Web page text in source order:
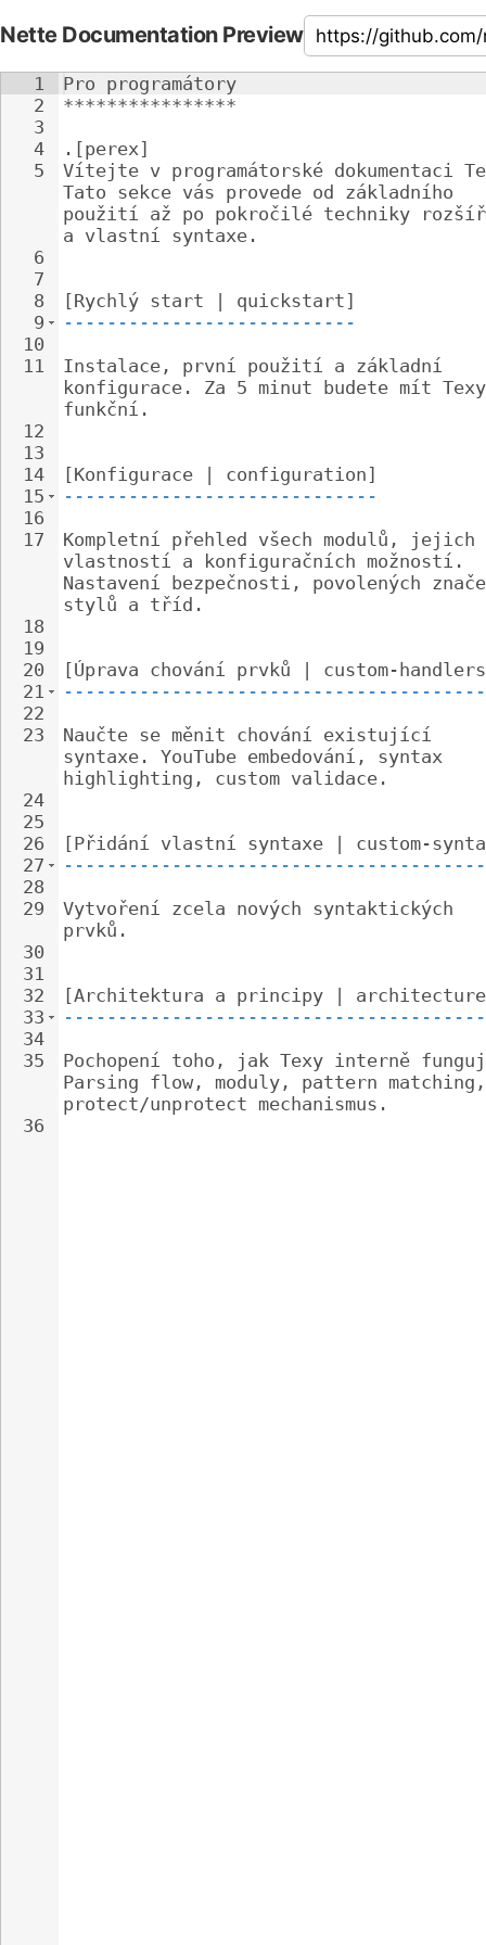
Nette Documentation Preview
1
2
3
4
5
6
7
8
9
10
11
12
13
14
15
16
17
18
19
20
21
22
23
24
25
26
27
28
29
30
31
32
33
34
35
36
Pro programátory
****************
.[perex]
Vítejte v programátorské dokumentaci
Tato sekce vás provede od základního
použití až po pokročilé techniky
a vlastní syntaxe.
[Rychlý start | quickstart]
---------------------------
Instalace, první použití a základní
konfigurace. Za 5 minut budete mít
funkční.
[Konfigurace | configuration]
-----------------------------
Kompletní přehled všech modulů, jejich
vlastností a konfiguračních možností.
Nastavení bezpečnosti, povolených
stylů a tříd.
[Úprava chování prvků | custom-
Naučte se měnit chování existující
syntaxe. YouTube embedování, syntax
highlighting, custom validace.
[Přidání vlastní syntaxe | custom-
Vytvoření zcela nových syntaktických
prvků.
[Architektura a principy |
Pochopení toho, jak Texy interně
Parsing flow, moduly, pattern
protect/unprotect mechanismus.